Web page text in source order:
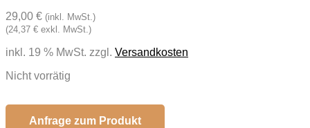
29,00 € (inkl. MwSt.)
(24,37 € exkl. MwSt.)
inkl. 19 % MwSt. zzgl. Versandkosten
Nicht vorrätig
Anfrage zum Produkt